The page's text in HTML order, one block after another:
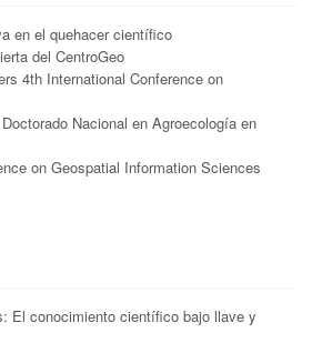
en el quehacer científico
del CentroGeo
4th International Conference on
Nacional en Agroecología en
on Geospatial Information Sciences
El conocimiento científico bajo llave y